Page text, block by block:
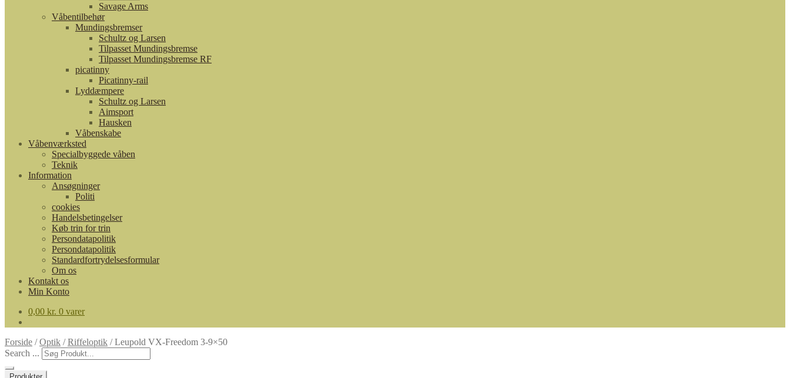
Savage Arms
Våbentilbehør
Mundingsbremser
Schultz og Larsen
Tilpasset Mundingsbremse
Tilpasset Mundingsbremse RF
picatinny
Picatinny-rail
Lyddæmpere
Schultz og Larsen
Aimsport
Hausken
Våbenskabe
Våbenværksted
Specialbyggede våben
Teknik
Information
Ansøgninger
Politi
cookies
Handelsbetingelser
Køb trin for trin
Persondatapolitik
Persondatapolitik
Standardfortrydelsesformular
Om os
Kontakt os
Min Konto
0,00 kr. 0 varer
Forside /Optik /Riffeloptik /Leupold VX-Freedom 3-9×50
Search ...